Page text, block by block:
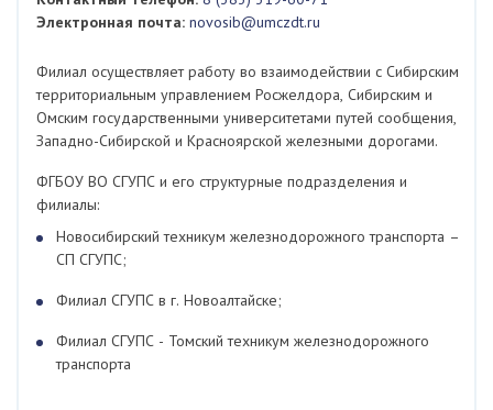
Электронная почта: novosib@umczdt.ru
Филиал осуществляет работу во взаимодействии с Сибирским
территориальным управлением Росжелдора, Сибирским и
Омским государственными университетами путей сообщения,
Западно-Сибирской и Красноярской железными дорогами.
ФГБОУ ВО СГУПС и его структурные подразделения и
филиалы:
Новосибирский техникум железнодорожного транспорта –
СП СГУПС;
Филиал СГУПС в г. Новоалтайске;
Филиал СГУПС - Томский техникум железнодорожного
транспорта